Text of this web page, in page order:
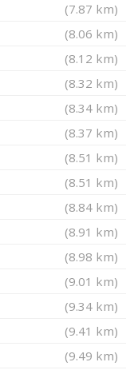
(7.87 km)
(8.06 km)
(8.12 km)
(8.32 km)
(8.34 km)
(8.37 km)
(8.51 km)
(8.51 km)
(8.84 km)
(8.91 km)
(8.98 km)
(9.01 km)
(9.34 km)
(9.41 km)
(9.49 km)